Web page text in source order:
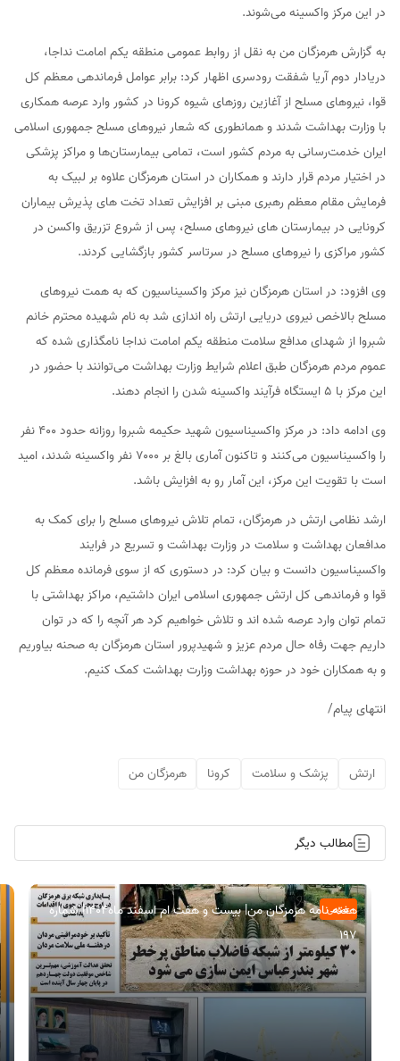
در این مرکز واکسینه می‌شوند.
به گزارش هرمزگان من به نقل از روابط عمومی منطقه یکم امامت نداجا،
دریادار دوم آریا شفقت رودسری اظهار کرد: برابر عوامل فرماندهی معظم کل
قوا، نیروهای مسلح از آغازین روزهای شیوه کرونا در کشور وارد عرصه همکاری
با وزارت بهداشت شدند و همانطوری که شعار نیروهای مسلح جمهوری اسلامی
ایران خدمت‌رسانی به مردم کشور است، تمامی بیمارستان‌ها و مراکز پزشکی
در اختیار مردم قرار دارند و همکاران در استان هرمزگان علاوه بر لبیک به
فرمایش مقام معظم رهبری مبنی بر افزایش تعداد تخت های پذیرش بیماران
کرونایی در بیمارستان های نیروهای مسلح، پس از شروع تزریق واکسن در
کشور مراکزی را نیروهای مسلح در سرتاسر کشور بازگشایی کردند.
وی افزود: در استان هرمزگان نیز مرکز واکسیناسیون که به همت نیروهای
مسلح بالاخص نیروی دریایی ارتش راه اندازی شد به نام شهیده محترم خانم
شبروا از شهدای مدافع سلامت منطقه یکم امامت نداجا نامگذاری شده که
عموم مردم هرمزگان طبق اعلام شرایط وزارت بهداشت می‌توانند با حضور در
این مرکز با ۵ ایستگاه فرآیند واکسینه شدن را انجام دهند.
وی ادامه داد: در مرکز واکسیناسیون شهید حکیمه شبروا روزانه حدود ۴۰۰ نفر
را واکسیناسیون می‌کنند و تاکنون آماری بالغ بر ۷۰۰۰ نفر واکسینه شدند، امید
است با تقویت این مرکز، این آمار رو به افزایش باشد.
ارشد نظامی ارتش در هرمزگان، تمام تلاش نیروهای مسلح را برای کمک به
مدافعان بهداشت و سلامت در وزارت بهداشت و تسریع در فرایند
واکسیناسیون دانست و بیان کرد: در دستوری که از سوی فرمانده معظم کل
قوا و فرماندهی کل ارتش جمهوری اسلامی ایران داشتیم، مراکز بهداشتی با
تمام توان وارد عرصه شده اند و تلاش خواهیم کرد هر آنچه را که در توان
داریم جهت رفاه حال مردم عزیز و شهیدپرور استان هرمزگان به صحنه بیاوریم
و به همکاران خود در حوزه بهداشت وزارت بهداشت کمک کنیم.
انتهای پیام/
ارتش پزشک و سلامت کرونا هرمزگان من
مطالب دیگر
عمومی
هفته نامه هرمزگان من| بیست و هفت ام اسفند ماه۱۴۰۴| شماره
197